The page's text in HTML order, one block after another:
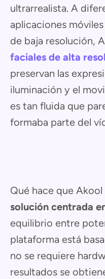
ultrarrealista. A
aplicaciones
de baja resolución,
faciales de alta
preservan las
iluminación y el
es tan fluida que
formaba parte del
Qué hace que Akool
solución centrada
equilibrio entre
plataforma está
no se requiere
resultados se